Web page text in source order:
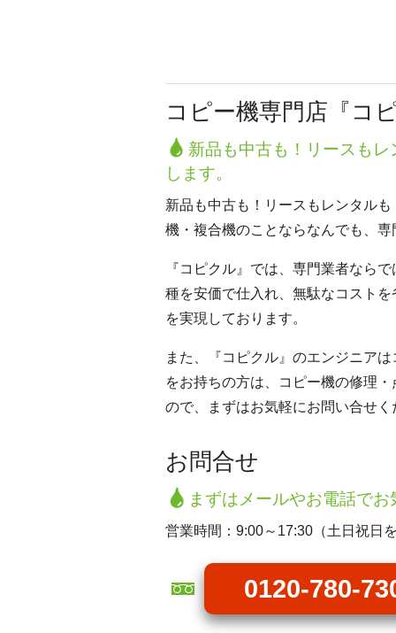
コピー機専門店『コ
新品も中古も！リースも
します。
新品も中古も！リースもレンタル
機・複合機のことならなんでも、
『コピクル』では、専門業者なら
種を安価で仕入れ、無駄なコスト
を実現しております。
また、『コピクル』のエンジニア
をお持ちの方は、コピー機の修理
ので、まずはお気軽にお問い合せく
お問合せ
まずはメールやお電話で
営業時間：9:00～17:30（土日祝日
0120-780-